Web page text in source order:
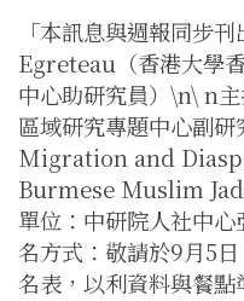
「本訊息與週報同步
Egreteau（香港大學
中心助研究員）\n\ n
區域研究專題中心副
Migration and
Burmese Muslim
單位：中研院人社中
名方式：敬請於9月5
名表，以利資料與餐點